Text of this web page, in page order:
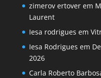
zimerov ertoverem
Laurent
Iesa rodrigues em
Iesa Rodrigues em
2026
Carla Roberto